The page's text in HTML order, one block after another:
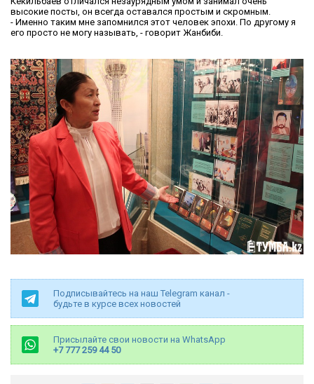
высокие посты, он всегда оставался простым и скромным.
- Именно таким мне запомнился этот человек эпохи. По другому я
его просто не могу называть, - говорит Жанбиби.
Подписывайтесь на наш Telegram канал -
будьте в курсе всех новостей
Присылайте свои новости на WhatsApp
+7 777 259 44 50